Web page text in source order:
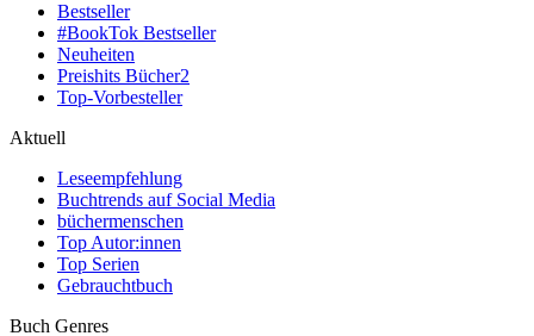
Bestseller
#BookTok Bestseller
Neuheiten
Preishits Bücher2
Top-Vorbesteller
Aktuell
Leseempfehlung
Buchtrends auf Social Media
büchermenschen
Top Autor:innen
Top Serien
Gebrauchtbuch
Buch Genres